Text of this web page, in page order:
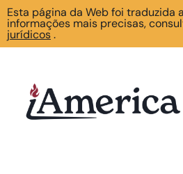
Esta página da Web foi
informações mais precisas,
jurídicos.